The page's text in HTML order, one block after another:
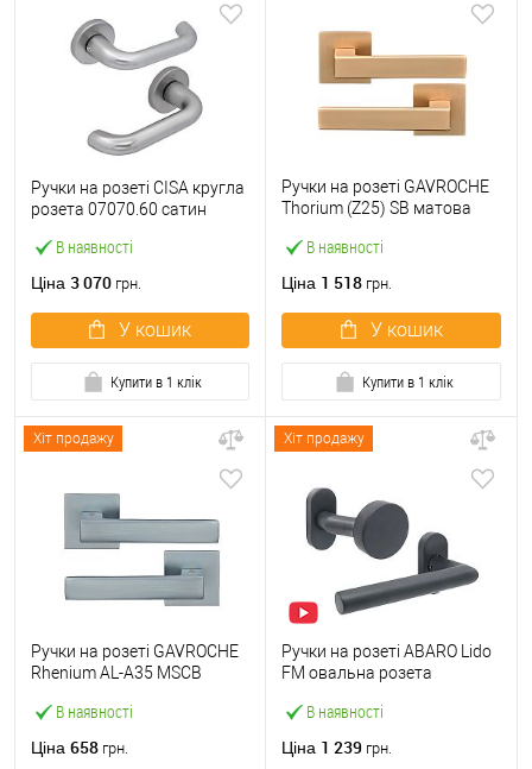
В наявності
Ручки на розеті CISA кругла
розета 07070.60 сатин
Ціна 3 070 грн.
У кошик
Купити в 1 клік
В наявності
Ручки на розеті GAVROCHE
Thorium (Z25) SB матова
Ціна 1 518 грн.
У кошик
Купити в 1 клік
Хіт продажу
В наявності
Ручки на розеті GAVROCHE
Rhenium AL-A35 MSCB
Ціна 658 грн.
Хіт продажу
В наявності
Ручки на розеті ABARO Lido
FM овальна розета
антрацит
Ціна 1 239 грн.